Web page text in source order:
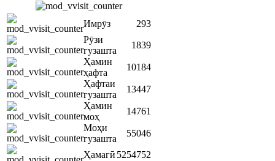
Имрӯз
293
Рӯзи
гузашта
1839
Ҳамин
ҳафта
10184
Ҳафтаи
гузашта
13447
Ҳамин
моҳ
14761
Моҳи
гузашта
55046
Ҳамагӣ 5254752